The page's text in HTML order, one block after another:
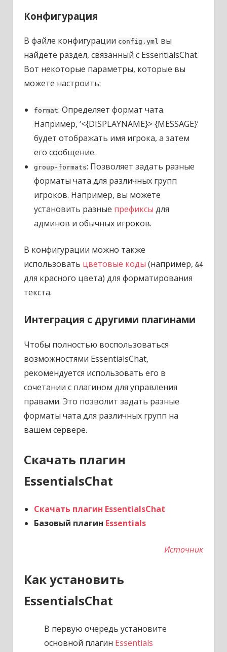
Конфигурация
В файле конфигурации config.yml вы
найдете раздел, связанный с EssentialsChat.
Вот некоторые параметры, которые вы
можете настроить:
format: Определяет формат чата.
Например, ‘<{DISPLAYNAME}> {MESSAGE}’
будет отображать имя игрока, а затем
его сообщение.
group-formats: Позволяет задать разные
форматы чата для различных групп
игроков. Например, вы можете
установить разные префиксы для
админов и обычных игроков.
В конфигурации можно также
использовать цветовые коды (например, &4
для красного цвета) для форматирования
текста.
Интеграция с другими плагинами
Чтобы полностью воспользоваться
возможностями EssentialsChat,
рекомендуется использовать его в
сочетании с плагином для управления
правами. Это позволит задать разные
форматы чата для различных групп на
вашем сервере.
Скачать плагин
EssentialsChat
Скачать плагин EssentialsChat
Базовый плагин Essentials
Источник
Как установить
EssentialsChat
В первую очередь установите
основной плагин Essentials